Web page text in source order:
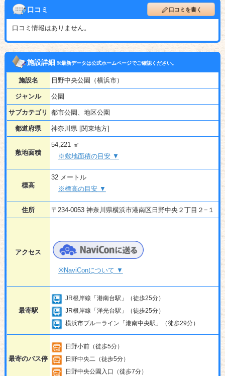
口コミ 口コミを書く
口コミ情報はありません。
施設詳細※最新データは公式ホームページでご確認ください。
施設名 日野中央公園（横浜市）
ジャンル 公園
サブカテゴリ 都市公園、地区公園
都道府県 神奈川県 [関東地方]
敷地面積
54,221 ㎡
※敷地面積の目安 ▼
標高
32 メートル
※標高の目安 ▼
住所 〒234-0053 神奈川県横浜市港南区日野中央２丁目２−１
アクセス
※NaviConについて ▼
最寄駅
JR根岸線「港南台駅」（徒歩25分）
JR根岸線「洋光台駅」（徒歩25分）
横浜市ブルーライン「港南中央駅」（徒歩29分）
最寄のバス停
日野小前（徒歩5分）
日野中央二（徒歩5分）
日野中央公園入口（徒歩7分）